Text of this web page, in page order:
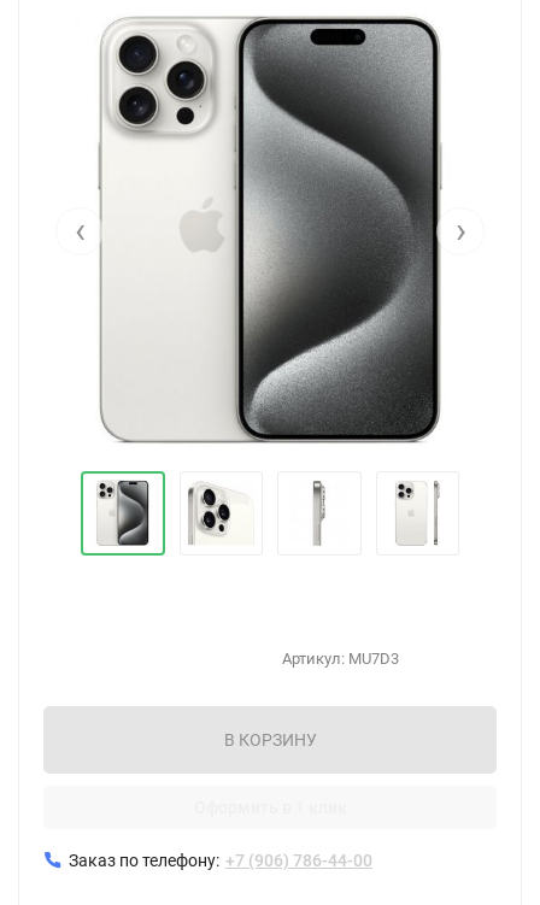
‹ ›
Артикул: MU7D3
В КОРЗИНУ
Заказ по телефону: +7 (906) 786-44-00